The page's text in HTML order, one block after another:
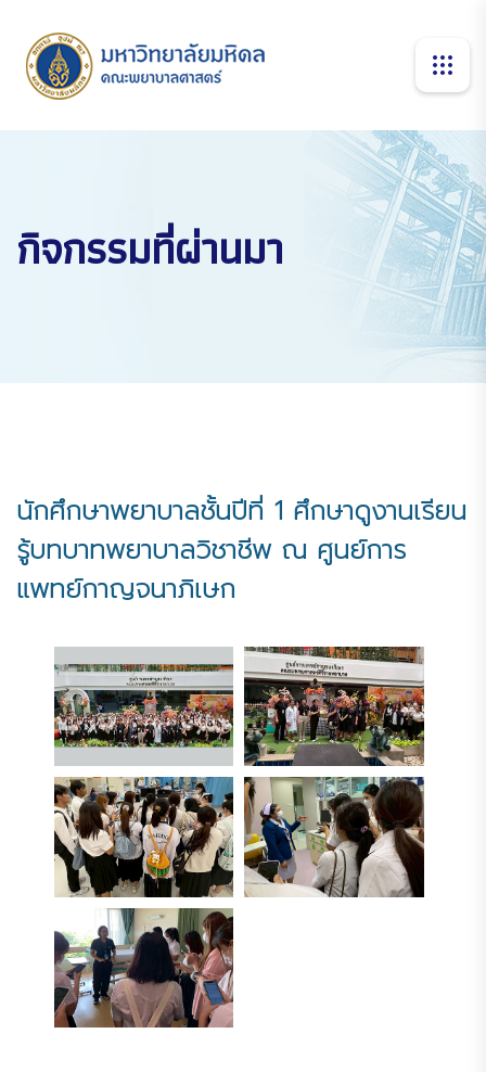
กิจกรรมที่ผ่านมา
นักศึกษาพยาบาลชั้นปีที่ 1 ศึกษาดูงานเรียน
รู้บทบาทพยาบาลวิชาชีพ ณ ศูนย์การ
แพทย์กาญจนาภิเษก